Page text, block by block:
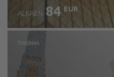
ALKAEN 84 EUR
THAIMAA